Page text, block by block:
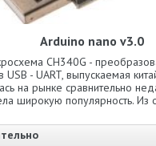
Arduino nano v3.0
CH340G -
- UART, выпускаемая
на рынке сравнительно
широкую популярность. Из